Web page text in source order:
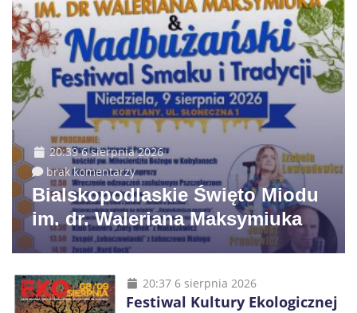
20:39 6 sierpnia 2026
brak komentarzy
Bialskopodlaskie Święto Miodu
im. dr. Waleriana Maksymiuka
20:37 6 sierpnia 2026
Festiwal Kultury Ekologicznej